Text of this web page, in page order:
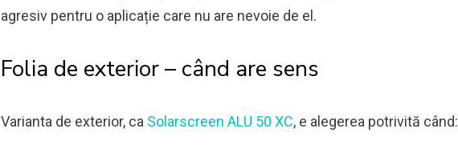
agresiv pentru o aplicație care nu are nevoie de el.
Folia de exterior – când are sens
Varianta de exterior, ca Solarscreen ALU 50 XC, e alegerea potrivită când: